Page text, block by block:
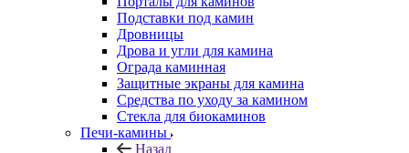
Подставки под камин
Дровницы
Дрова и угли для камина
Ограда каминная
Защитные экраны для камина
Средства по уходу за камином
Стекла для биокаминов
Печи-камины
Назад